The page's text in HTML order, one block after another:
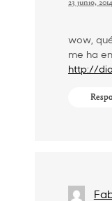
23 junio,
wow,
me ha
http://